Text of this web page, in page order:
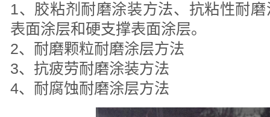
1、胶粘剂耐磨涂装方法、抗粘性耐
表面涂层和硬支撑表面涂层。
2、耐磨颗粒耐磨涂层方法
3、抗疲劳耐磨涂装方法
4、耐腐蚀耐磨涂层方法